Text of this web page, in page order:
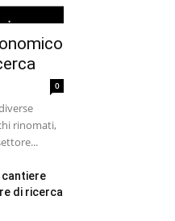
0
rinomati,
di ricerca